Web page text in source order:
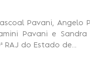
Pavani, Angelo
Pavani e
RAJ do Estado de…